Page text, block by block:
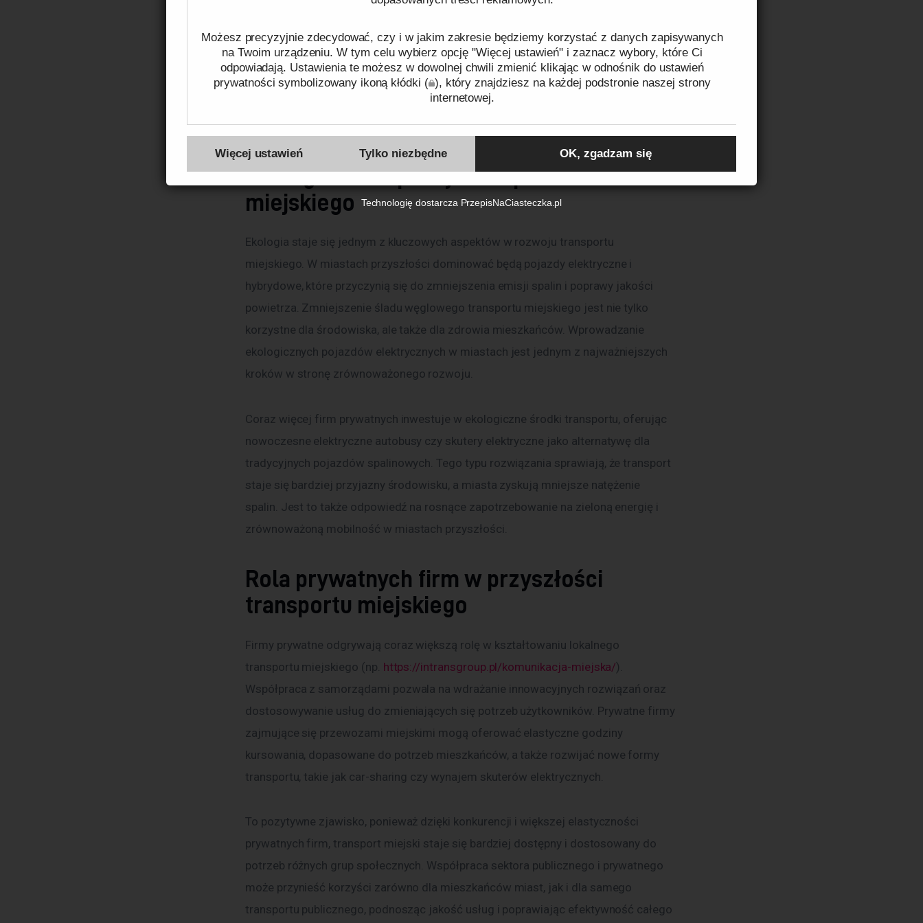
Możesz precyzyjnie zdecydować, czy i w jakim zakresie będziemy korzystać z danych zapisywanych
na Twoim urządzeniu. W tym celu wybierz opcję "Więcej ustawień" i zaznacz wybory, które Ci
odpowiadają. Ustawienia te możesz w dowolnej chwili zmienić klikając w odnośnik do ustawień
prywatności symbolizowany ikoną kłódki ( ), który znajdziesz na każdej podstronie naszej strony
internetowej.
Więcej na temat plików cookies oraz tego, w jaki sposób przetwarzamy dane przeczytasz wInformacji
o plikach cookiesoraz naszej Polityce prywatności.
Identyfikator zgody:ID04773260808070641
Więcej ustawień Tylko niezbędne OK, zgadzam się
Technologię dostarcza PrzepisNaCiasteczka.pl
pojazdy czy elektryczne autobusy. To pozytywna zmiana, ponieważ umożliwia
elastyczność i innowacyjność w świadczeniu usług. Współpraca sektora
publicznego i prywatnego może znacząco poprawić jakość komunikacji miejskiej,
umożliwiając jednocześnie lepsze dostosowanie transportu do potrzeb
mieszkańców.
Ekologiczne aspekty transportu
miejskiego
Ekologia staje się jednym z kluczowych aspektów w rozwoju transportu
miejskiego. W miastach przyszłości dominować będą pojazdy elektryczne i
hybrydowe, które przyczynią się do zmniejszenia emisji spalin i poprawy jakości
powietrza. Zmniejszenie śladu węglowego transportu miejskiego jest nie tylko
korzystne dla środowiska, ale także dla zdrowia mieszkańców. Wprowadzanie
ekologicznych pojazdów elektrycznych w miastach jest jednym z najważniejszych
kroków w stronę zrównoważonego rozwoju.
Coraz więcej firm prywatnych inwestuje w ekologiczne środki transportu, oferując
nowoczesne elektryczne autobusy czy skutery elektryczne jako alternatywę dla
tradycyjnych pojazdów spalinowych. Tego typu rozwiązania sprawiają, że transport
staje się bardziej przyjazny środowisku, a miasta zyskują mniejsze natężenie
spalin. Jest to także odpowiedź na rosnące zapotrzebowanie na zieloną energię i
zrównoważoną mobilność w miastach przyszłości.
Rola prywatnych firm w przyszłości
transportu miejskiego
Firmy prywatne odgrywają coraz większą rolę w kształtowaniu lokalnego
transportu miejskiego (np. https://intransgroup.pl/komunikacja-miejska/).
Współpraca z samorządami pozwala na wdrażanie innowacyjnych rozwiązań oraz
dostosowywanie usług do zmieniających się potrzeb użytkowników. Prywatne firmy
zajmujące się przewozami miejskimi mogą oferować elastyczne godziny
kursowania, dopasowane do potrzeb mieszkańców, a także rozwijać nowe formy
transportu, takie jak car-sharing czy wynajem skuterów elektrycznych.
To pozytywne zjawisko, ponieważ dzięki konkurencji i większej elastyczności
prywatnych firm, transport miejski staje się bardziej dostępny i dostosowany do
potrzeb różnych grup społecznych. Współpraca sektora publicznego i prywatnego
może przynieść korzyści zarówno dla mieszkańców miast, jak i dla samego
transportu publicznego, podnosząc jakość usług i poprawiając efektywność całego